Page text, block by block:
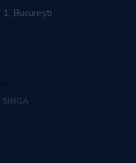
București
SINGA